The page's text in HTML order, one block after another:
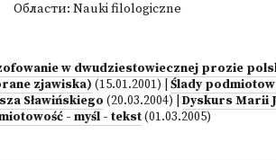
Области: Nauki filologiczne
w dwudziestowiecznej prozie
zjawiska) (15.01.2001)
Ślady
Sławińskiego (20.03.2004)
Dyskurs Marii
- myśl - tekst(01.03.2005)